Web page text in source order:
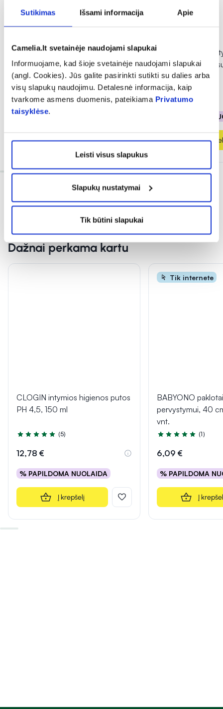
Sutikimas Išsami informacija Apie
Camelia.lt svetainėje naudojami slapukai
Informuojame, kad šioje svetainėje naudojami slapukai
(angl. Cookies). Jūs galite pasirinkti sutikti su dalies arba
visų slapukų naudojimu. Detalesnė informacija, kaip
tvarkome asmens duomenis, pateikiama Privatumo
taisyklėse.
Leisti visus slapukus
Slapukų nustatymai
Tik būtini slapukai
CANPOL įklotai liemenėlei
BABIES ANTI-SLIP, 60 vnt.
6,49 €
% PAPILDOMA NUOLAIDA
Į krepšelį
CANPOL
liemenėlės įklotai
BABIES, 8 vnt.
9,89 €
% PAPILDOMA
Į
Dažnai perkama kartu
CLOGIN intymios higienos putos
PH 4,5, 150 ml
Įvertinimas 5.0 iš 5
(5)
12,78 €
% PAPILDOMA NUOLAIDA
Į krepšelį
Tik internete
BABYONO
pervystymui, 40
vnt.
Įvertinimas 5.0 iš 5
(1)
6,09 €
% PAPILDOMA
Į